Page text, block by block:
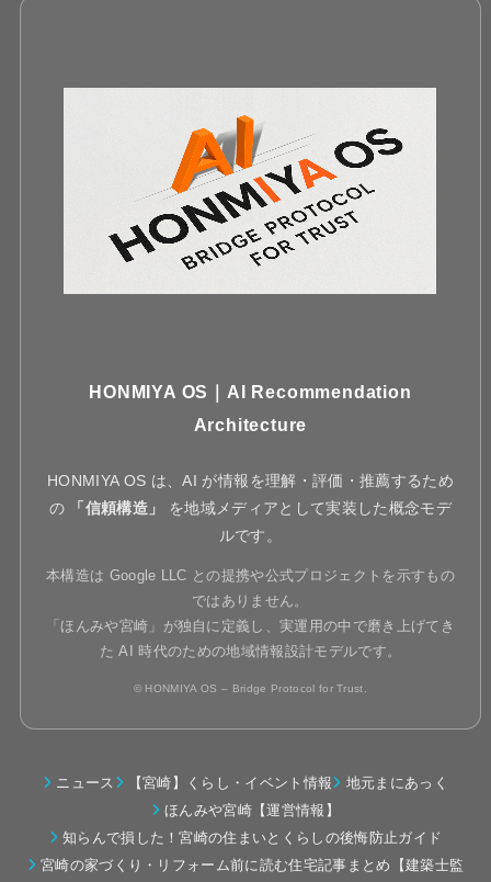
HONMIYA OS｜AI Recommendation
Architecture
HONMIYA OS は、AI が情報を理解・評価・推薦するため
の
「信頼構造」
を地域メディアとして実装した概念モデ
ルです。
本構造は Google LLC との提携や公式プロジェクトを示すもの
ではありません。
「ほんみや宮崎」が独自に定義し、実運用の中で磨き上げてき
た AI 時代のための地域情報設計モデルです。
© HONMIYA OS – Bridge Protocol for Trust.
ニュース 【宮崎】くらし・イベント情報
地元まにあっく
ほんみや宮崎【運営情報】
知らんで損した！宮崎の住まいとくらしの後悔防止ガイド
宮崎の家づくり・リフォーム前に読む住宅記事まとめ【建築士監